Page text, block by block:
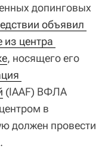
допинговых
объявил
из центра
, носящего его
(IAAF) ВФЛА
в
должен провести